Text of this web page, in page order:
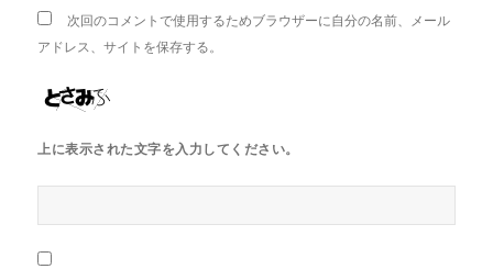
次回のコメントで使用するためブラウザーに自分の名前、メール
アドレス、サイトを保存する。
上に表示された文字を入力してください。